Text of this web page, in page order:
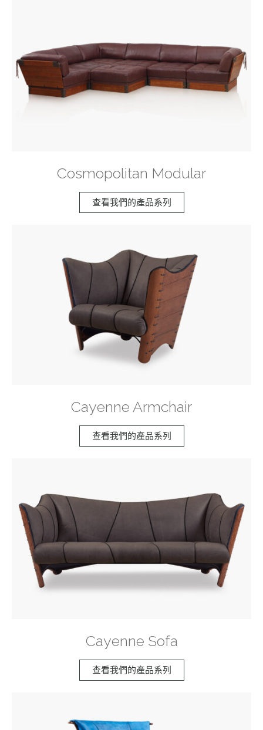
Cosmopolitan Modular
查看我們的產品系列
Cayenne Armchair
查看我們的產品系列
Cayenne Sofa
查看我們的產品系列